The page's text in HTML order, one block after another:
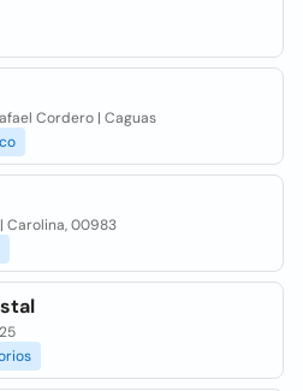
Cordero | Caguas
Carolina, 00983